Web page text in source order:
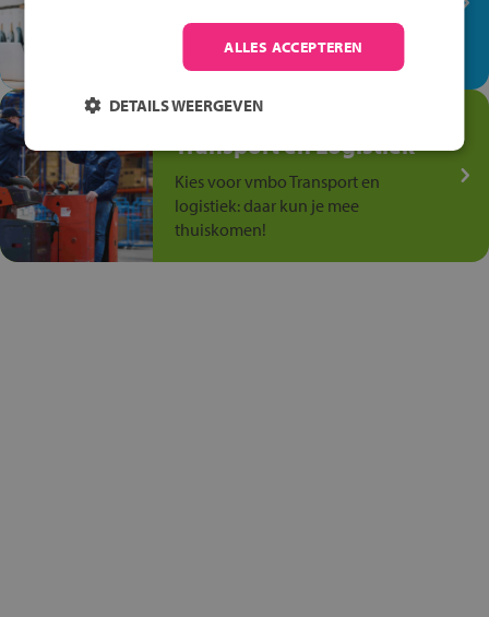
op de winkelvloer, waar elke dag
anders is!
Jouw talent in de
Transport en Logistiek
Kies voor vmbo Transport en
logistiek: daar kun je mee
thuiskomen!
ALLES ACCEPTEREN
DETAILS WEERGEVEN